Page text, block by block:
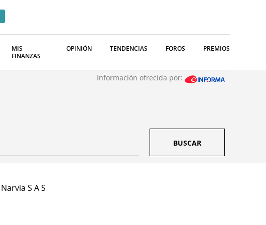
MIS
FINANZAS
OPINIÓN TENDENCIAS FOROS PREMIOS
Información ofrecida por:
BUSCAR
Narvia S A S